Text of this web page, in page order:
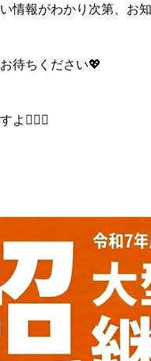
情報がわかり次第、お
待ちください💖
よ☝🏻🤓